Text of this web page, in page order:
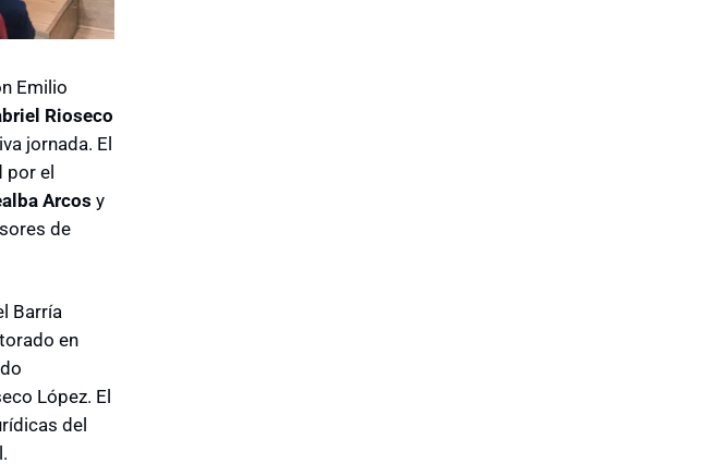
Emilio
Rioseco
jornada. El
por el
Arcos y
de
Barría
en
López. El
del